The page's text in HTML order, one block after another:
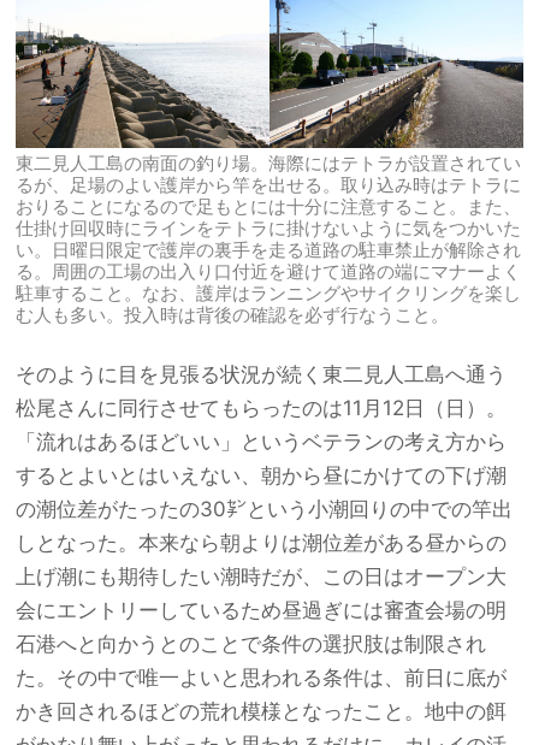
東二見人工島の南面の釣り場。海際にはテトラが設置されてい
るが、足場のよい護岸から竿を出せる。取り込み時はテトラに
おりることになるので足もとには十分に注意すること。また、
仕掛け回収時にラインをテトラに掛けないように気をつかいた
い。日曜日限定で護岸の裏手を走る道路の駐車禁止が解除され
る。周囲の工場の出入り口付近を避けて道路の端にマナーよく
駐車すること。なお、護岸はランニングやサイクリングを楽し
む人も多い。投入時は背後の確認を必ず行なうこと。
そのように目を見張る状況が続く東二見人工島へ通う
松尾さんに同行させてもらったのは11月12日（日）。
「流れはあるほどいい」というベテランの考え方から
するとよいとはいえない、朝から昼にかけての下げ潮
の潮位差がたったの30㌢という小潮回りの中での竿出
しとなった。本来なら朝よりは潮位差がある昼からの
上げ潮にも期待したい潮時だが、この日はオープン大
会にエントリーしているため昼過ぎには審査会場の明
石港へと向かうとのことで条件の選択肢は制限され
た。その中で唯一よいと思われる条件は、前日に底が
かき回されるほどの荒れ模様となったこと。地中の餌